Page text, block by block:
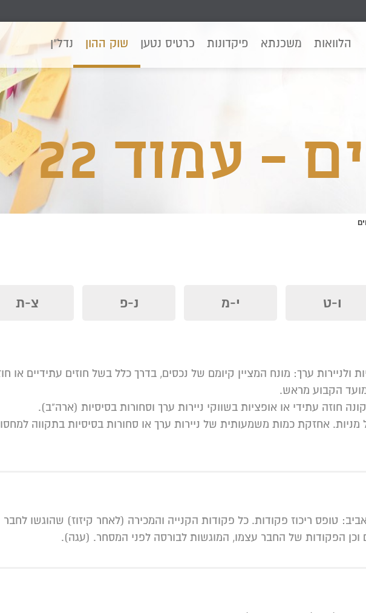
הלוואות משכנתא פיקדונות כרטיס נטען שוק ההון נדל"ן
- עמוד 22
ו-ט י-מ נ-פ צ-ת
ולניירות ערך: מונח המציין קיומם של נכסים, בדרך כלל בשל חוזים עתידיים או
הקבוע מראש.
מניות. אחזקת כמות משמעותית של ניירות ערך או סחורות בסיסיות בתקווה
טופס ריכוז פקודות. כל פקודות הקנייה והמכירה (לאחר קיזוז) שהוגשו לחבר
וכן הפקודות של החבר עצמו, המוגשות לבורסה לפני המסחר. (עגה).